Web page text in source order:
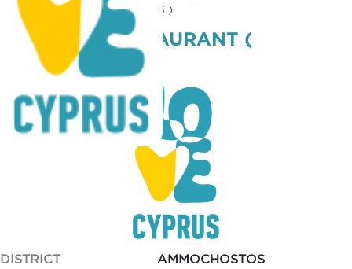
RESTAURANT ( PROTARAS )
EL GRECO RESTAURANT (
PROTARAS )
DISTRICT
AMMOCHOSTOS